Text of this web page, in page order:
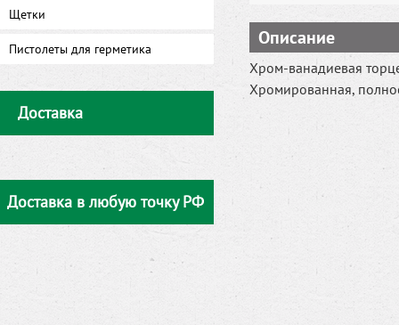
Щетки
Пистолеты для герметика
Доставка
Доставка в любую точку РФ
Описание
Хром-ванадиевая
Хромированная,